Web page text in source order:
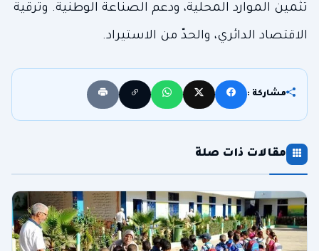
تثمين الموارد المحلية، ودعم الصناعة الوطنية. وترقية
الاقتصاد الدائري، والحدّ من الاستيراد.
مشاركة :
مقالات ذات صلة